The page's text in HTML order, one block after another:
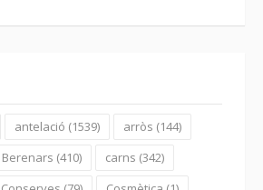
antelació (1539) arròs (144)
Berenars (410) carns (342)